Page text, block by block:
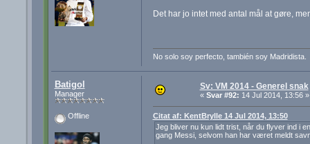
Det har jo intet med antal mål at gøre,
No solo soy perfecto, también soy Madridista.
Batigol
Manager
Offline
Sv: VM 2014 - Generel snak
« Svar #92: 14 Jul 2014, 13:56 »
Citat af: KentBrylle 14 Jul 2014, 13:50
Jeg bliver nu kun lidt trist, når du flyver ind i
gang Messi, selvom han har været meldt